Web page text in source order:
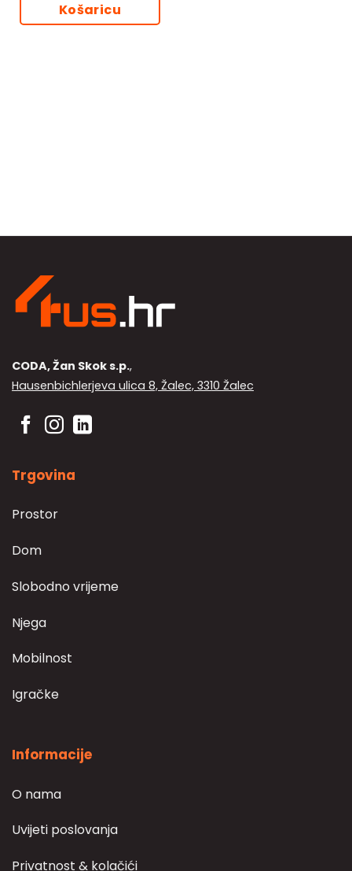
Košaricu
CODA, Žan Skok s.p.,
Hausenbichlerjeva ulica 8, Žalec, 3310 Žalec
Trgovina
Prostor
Dom
Slobodno vrijeme
Njega
Mobilnost
Igračke
Informacije
O nama
Uvijeti poslovanja
Privatnost & kolačići